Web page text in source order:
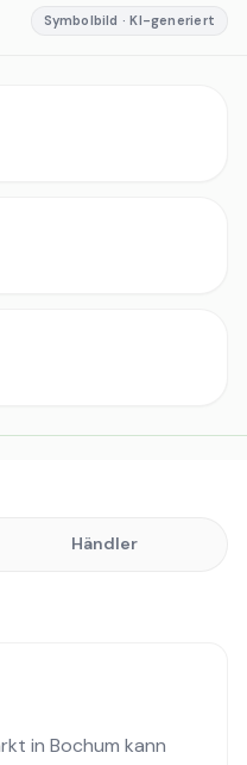
Symbolbild · KI-generiert
Händler
in Bochum kann